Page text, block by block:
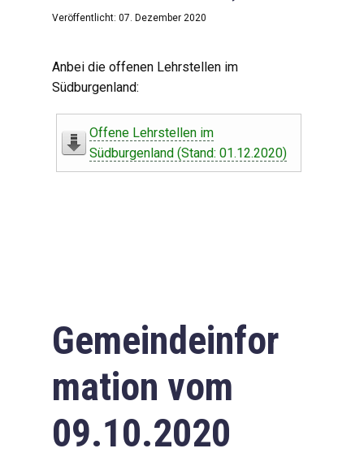
Veröffentlicht: 07. Dezember 2020
Anbei die offenen Lehrstellen im
Südburgenland:
Offene Lehrstellen im
Südburgenland (Stand: 01.12.2020)
Gemeindeinfor
mation vom
09.10.2020